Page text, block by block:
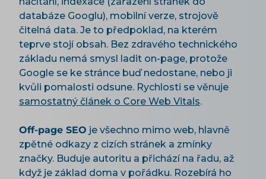
databáze Googlu), mobilní verze, strojově
čitelná data. Je to předpoklad, na kterém
teprve stojí obsah. Bez zdravého technického
základu nemá smysl ladit on-page, protože
Google se ke stránce buď nedostane, nebo ji
kvůli pomalosti odsune. Rychlosti se věnuje
samostatný článek o Core Web Vitals.
Off-page SEO je všechno mimo web, hlavně
zpětné odkazy z cizích stránek a zmínky
značky. Buduje autoritu a přichází na řadu, až
když je základ doma v pořádku. Rozebírá ho